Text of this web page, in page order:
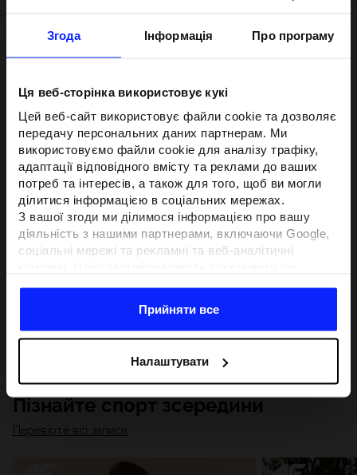
Згода Інформація Про програму
Ця веб-сторінка використовує кукі
Цей веб-сайт використовує файли cookie та дозволяє
передачу персональних даних партнерам. Ми
використовуємо файли cookie для аналізу трафіку,
адаптації відповідного вмісту та реклами до ваших
потреб та інтересів, а також для того, щоб ви могли
ділитися інформацією в соціальних мережах.
З вашої згоди ми ділимося інформацією про вашу
діяльність з нашими партнерами, включаючи Google,
соціальні мережі та рекламні та веб-аналітичні
отримують у результаті використання вами їхніх
послуг.З вашої згоди ми також можемо ділитися
з метою націлювання та покращення відображення
відповідної онлайн-реклами, проведення аналітики,
відповідності вмісту та вдосконалення рішень, які
пропонують наші партнери (наприклад, соціальні
мережі). Детальну інформацію можна знайти в нашій
Прийняти все
Налаштувати
Пізнайте спорт зсередини
Перевірте всі записи